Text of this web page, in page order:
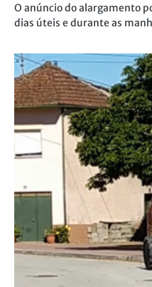
O anúncio do alargamento
dias úteis e durante as